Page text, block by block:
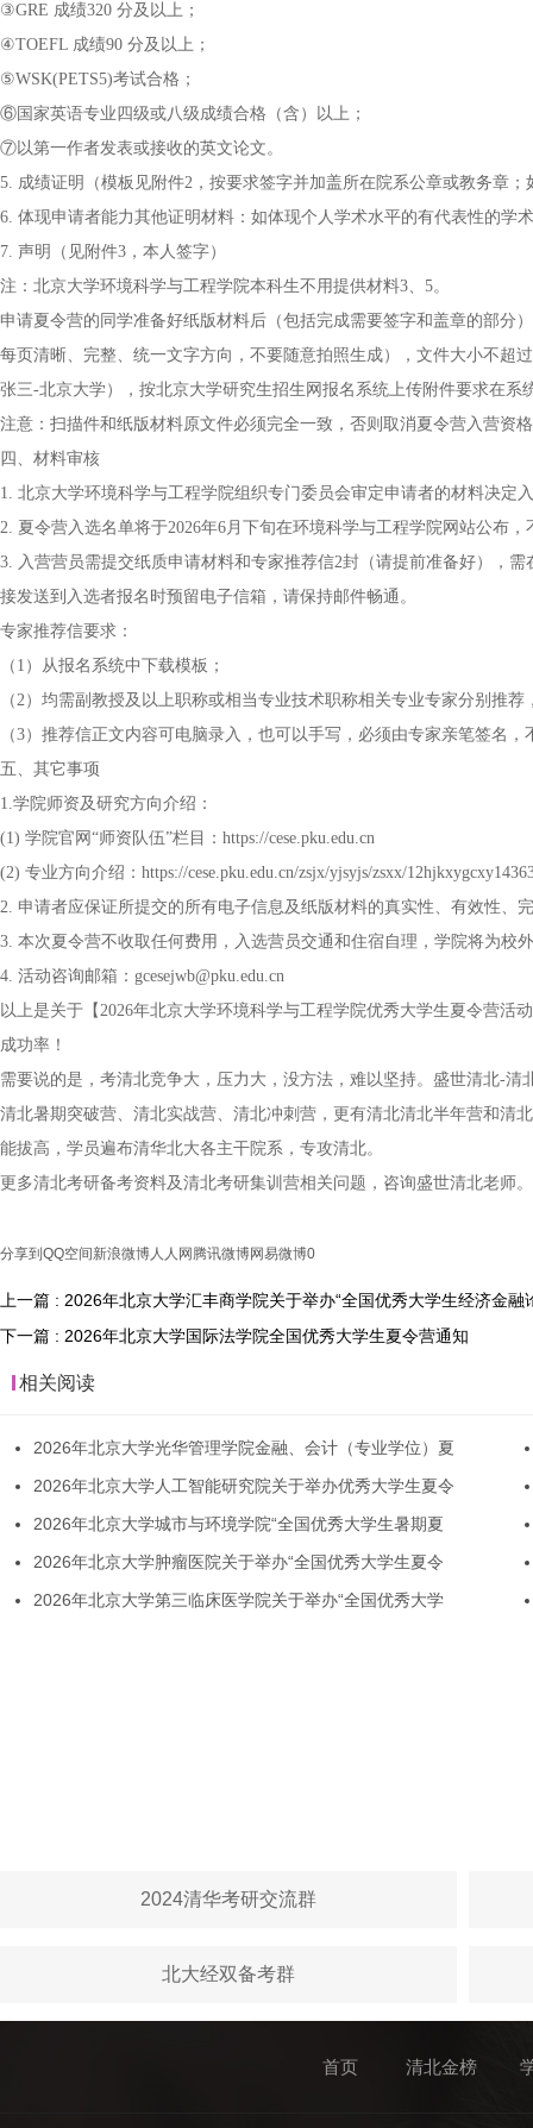
③GRE 成绩320 分及以上；
④TOEFL 成绩90 分及以上；
⑤WSK(PETS5)考试合格；
⑥国家英语专业四级或八级成绩合格（含）以上；
⑦以第一作者发表或接收的英文论文。
5. 成绩证明（模板见附件2，按要求签字并加盖所在院系公章或教务章
6. 体现申请者能力其他证明材料：如体现个人学术水平的有代表性的学
7. 声明（见附件3，本人签字）
注：北京大学环境科学与工程学院本科生不用提供材料3、5。
申请夏令营的同学准备好纸版材料后（包括完成需要签字和盖章的部分
每页清晰、完整、统一文字方向，不要随意拍照生成），文件大小不超
张三-北京大学），按北京大学研究生招生网报名系统上传附件要求在
注意：扫描件和纸版材料原文件必须完全一致，否则取消夏令营入营资
四、材料审核
1. 北京大学环境科学与工程学院组织专门委员会审定申请者的材料决定
2. 夏令营入选名单将于2026年6月下旬在环境科学与工程学院网站公布，
3. 入营营员需提交纸质申请材料和专家推荐信2封（请提前准备好），
接发送到入选者报名时预留电子信箱，请保持邮件畅通。
专家推荐信要求：
（1）从报名系统中下载模板；
（2）均需副教授及以上职称或相当专业技术职称相关专业专家分别推
（3）推荐信正文内容可电脑录入，也可以手写，必须由专家亲笔签名，
五、其它事项
1.学院师资及研究方向介绍：
(1) 学院官网“师资队伍”栏目：https://cese.pku.edu.cn
(2) 专业方向介绍：https://cese.pku.edu.cn/zsjx/yjsyjs/zsxx/
2. 申请者应保证所提交的所有电子信息及纸版材料的真实性、有效性、
3. 本次夏令营不收取任何费用，入选营员交通和住宿自理，学院将为校
4. 活动咨询邮箱：gcesejwb@pku.edu.cn
以上是关于【2026年北京大学环境科学与工程学院优秀大学生夏令营
成功率！
需要说的是，考清北竞争大，压力大，没方法，难以坚持。盛世清北-
清北暑期突破营、清北实战营、清北冲刺营，更有清北清北半年营和清
能拔高，学员遍布清华北大各主干院系，专攻清北。
更多清北考研备考资料及清北考研集训营相关问题，咨询盛世清北老师。
分享到 QQ空间 新浪微博人人网 腾讯微博网易微博0
上一篇 : 2026年北京大学汇丰商学院关于举办“全国优秀大学生经济金融
下一篇 : 2026年北京大学国际法学院全国优秀大学生夏令营通知
相关阅读
2026年北京大学光华管理学院金融、会计（专业学位）夏
2026年北京大学人工智能研究院关于举办优秀大学生夏令
2026年北京大学城市与环境学院“全国优秀大学生暑期夏
2026年北京大学肿瘤医院关于举办“全国优秀大学生夏令
2026年北京大学第三临床医学院关于举办“全国优秀大学
2024清华考研交流群
北大经双备考群
首页 清北金榜